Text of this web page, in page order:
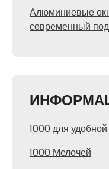
Алюминиевые
современный
1000 для
1000 Мелочей